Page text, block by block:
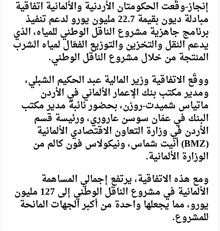
إنجاز-وقّعت الحكومتان الأردنية والألمانية اتفاقية
مبادلة ديون بقيمة 22.7 مليون يورو لدعم تنفيذ
برنامج جاهزية مشروع الناقل الوطني للمياه، الذي
يدعم النقل والتخزين والتوزيع الفعّال لمياه الشرب
المنتجة من خلال مشروع الناقل الوطني.
ووقّع الاتفاقية وزير المالية عبد الحكيم الشبلي،
ومدير مكتب بنك الإعمار الألماني في الأردن
ماتياس شميدت-روزن، بحضور نائبة مدير مكتب
البنك في عمّان سوسن عاروري، ورئيسة قسم
الأردن في وزارة التعاون الاقتصادي الألمانية
(BMZ) أنيت شماس، ونيكولاس فون كالم من
الوزارة الألمانية.
ومع هذه الاتفاقية، يرتفع إجمالي المساهمة
الألمانية في مشروع الناقل الوطني إلى 127 مليون
يورو، مما يجعلها واحدة من أكبر الجهات المانحة
للمشروع.